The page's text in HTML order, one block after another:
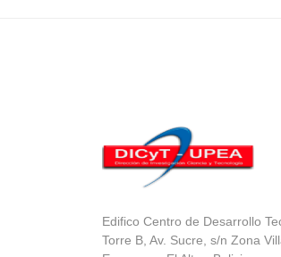
Edifico Centro de Desarrollo
Torre B, Av. Sucre, s/n Zona